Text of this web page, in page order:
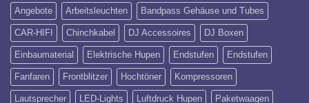
Angebote Arbeitsleuchten Bandpass Gehäuse und Tubes
CAR-HIFI Chinchkabel DJ Accessoires DJ Boxen
Einbaumaterial Elektrische Hupen Endstufen Endstufen
Fanfaren Frontblitzer Hochtöner Kompressoren
Lautsprecher LED-Lights Luftdruck Hupen Paketwaagen